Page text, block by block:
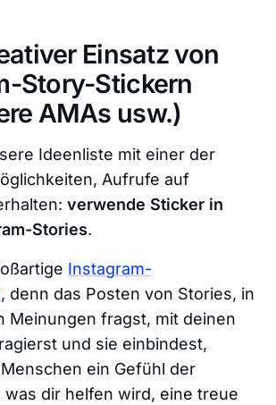
Einsatz von
Story-Stickern
AMAs usw.)
Ideenliste mit einer der
Aufrufe auf
verwende Sticker in
Stories.
Instagram-
, denn das Posten von Stories, in
Meinungen fragst, mit deinen
und sie einbindest,
ein Gefühl der
was dir helfen wird, eine treue